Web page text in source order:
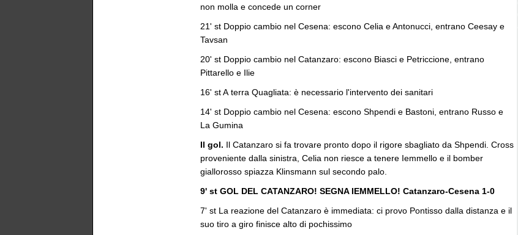
non molla e concede un corner
21' st Doppio cambio nel Cesena: escono Celia e Antonucci, entrano Ceesay e
Tavsan
20' st Doppio cambio nel Catanzaro: escono Biasci e Petriccione, entrano
Pittarello e Ilie
16' st A terra Quagliata: è necessario l'intervento dei sanitari
14' st Doppio cambio nel Cesena: escono Shpendi e Bastoni, entrano Russo e
La Gumina
Il gol. Il Catanzaro si fa trovare pronto dopo il rigore sbagliato da Shpendi. Cross
proveniente dalla sinistra, Celia non riesce a tenere Iemmello e il bomber
giallorosso spiazza Klinsmann sul secondo palo.
9' st GOL DEL CATANZARO! SEGNA IEMMELLO! Catanzaro-Cesena 1-0
7' st La reazione del Catanzaro è immediata: ci provo Pontisso dalla distanza e il
suo tiro a giro finisce alto di pochissimo